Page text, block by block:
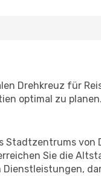
Drehkreuz für
optimal zu planen.
Stadtzentrums
Sie die